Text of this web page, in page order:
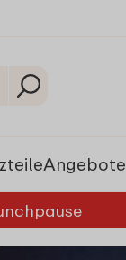
Angebote